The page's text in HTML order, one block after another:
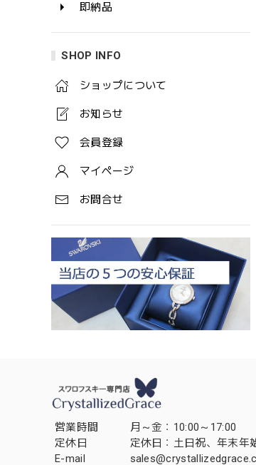
即納品
SHOP INFO
ショップについて
お知らせ
会員登録
マイページ
お問合せ
営業時間
月～金：10:00～17:00
定休日
定休日：土日祝、年末年
E-mail